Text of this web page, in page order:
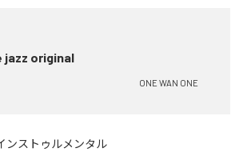
jazz original
ONE WAN ONE
ンストゥルメンタル